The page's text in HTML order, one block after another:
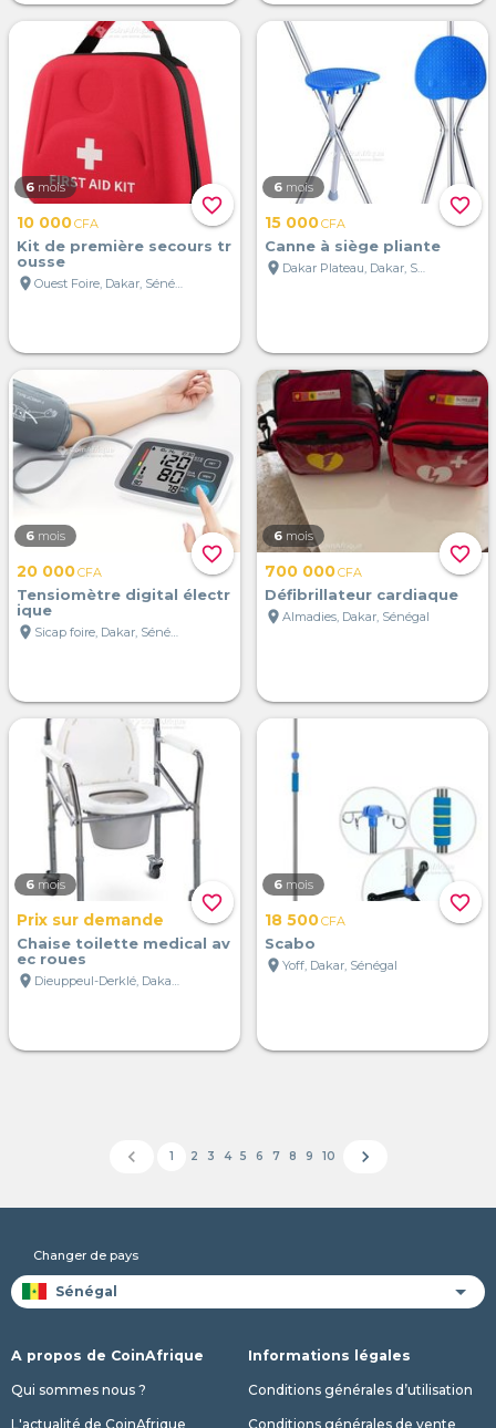
favorite_border
6 mois
10 000CFA
Kit de première secours tr
ousse
location_on
Ouest Foire, Dakar, Sénégal
favorite_border
6 mois
15 000CFA
Canne à siège pliante
location_on
Dakar Plateau, Dakar, Sénégal
favorite_border
6 mois
20 000CFA
Tensiomètre digital électr
ique
location_on
Sicap foire, Dakar, Sénégal
favorite_border
6 mois
700 000CFA
Défibrillateur cardiaque
location_on Almadies, Dakar, Sénégal
favorite_border
6 mois
Prix sur demande
Chaise toilette medical av
ec roues
location_on
Dieuppeul-Derklé, Dakar, Sénégal
favorite_border
6 mois
18 500CFA
Scabo
location_on Yoff, Dakar, Sénégal
chevron_left 1 2 3 4 5 6 7 8 9 10 chevron_right
Changer de pays
A propos de CoinAfrique
Qui sommes nous ?
L'actualité de CoinAfrique
Informations légales
Conditions générales d’utilisation
Conditions générales de vente